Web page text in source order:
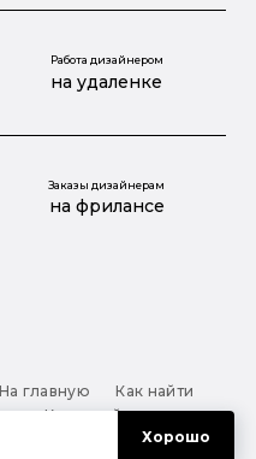
Работа дизайнером
на удаленке
Заказы дизайнерам
на фрилансе
На главную
Как найти
Карта сайта
Файлы cookie
Хорошо